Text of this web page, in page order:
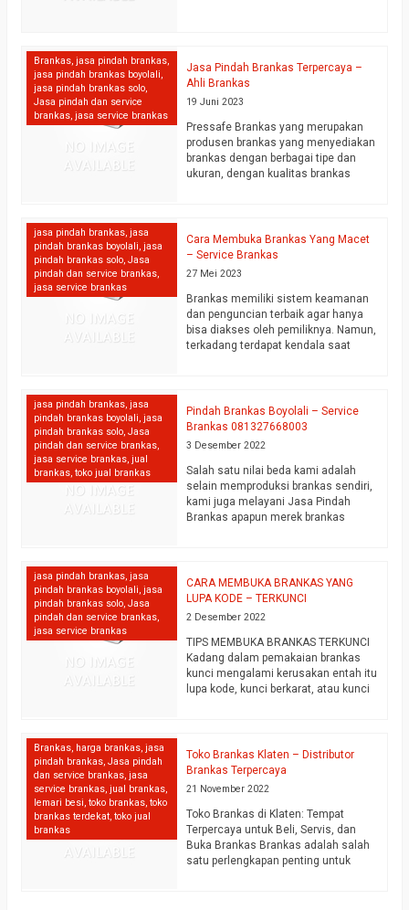
dalam hal Jasa Pindah Brankas,
untuk memudahkan customer jika
ingin memindahkan brankasnya.
brankas antar gedung atau naik lantai
untuk semua merk…selengkapnya
Brankas, jasa pindah brankas,
jasa pindah brankas boyolali,
jasa pindah brankas solo,
Jasa pindah dan service
brankas, jasa service brankas
Jasa Pindah Brankas Terpercaya –
Ahli Brankas
19 Juni 2023
Pressafe Brankas yang merupakan
produsen brankas yang menyediakan
brankas dengan berbagai tipe dan
ukuran, dengan kualitas brankas
kami juga menambah layanan kami
dalam hal Jasa Pindah Brankas,
Kami melayani jasa pindah
brankas antar gedung atau naik lantai
untuk semua merk…selengkapnya
jasa pindah brankas, jasa
pindah brankas boyolali, jasa
pindah brankas solo, Jasa
pindah dan service brankas,
jasa service brankas
Cara Membuka Brankas Yang Macet
– Service Brankas
27 Mei 2023
Brankas memiliki sistem keamanan
dan penguncian terbaik agar hanya
bisa diakses oleh pemiliknya. Namun,
terkadang terdapat kendala saat
4 kendala dan solusi untuk
menanganinya. Salah Metode. Setiap
jasa pindah brankas, jasa
pindah brankas boyolali, jasa
pindah brankas solo, Jasa
pindah dan service brankas,
jasa service brankas, jual
brankas, toko jual brankas
Pindah Brankas Boyolali – Service
Brankas 081327668003
3 Desember 2022
Salah satu nilai beda kami adalah
selain memproduksi brankas sendiri,
kami juga melayani Jasa Pindah
Brankas apapun merek brankas
termasuk yang paling laris adalah
jasa pemindahan brankas di kota
kantor, rumah,…selengkapnya
jasa pindah brankas, jasa
pindah brankas boyolali, jasa
pindah brankas solo, Jasa
pindah dan service brankas,
jasa service brankas
CARA MEMBUKA BRANKAS YANG
LUPA KODE – TERKUNCI
2 Desember 2022
TIPS MEMBUKA BRANKAS TERKUNCI
Kadang dalam pemakaian brankas
kunci mengalami kerusakan entah itu
lupa kode, kunci berkarat, atau kunci
dibuka sedangkan anda butuh segera
barang yang disimpan di dalam
selengkapnya
Brankas harga brankas jasa
pindah brankas Jasa pindah
dan service brankas jasa
service brankas jual brankas
lemari besi toko brankas toko
brankas terdekat toko jual
brankas
Toko Brankas Klaten – Distributor
Brankas Terpercaya
21 November 2022
Toko Brankas di Klaten: Tempat
Terpercaya untuk Beli, Servis, dan
Buka Brankas Brankas adalah salah
satu perlengkapan penting untuk